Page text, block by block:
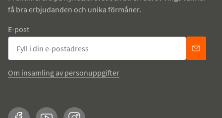
få bra erbjudanden och unika förmåner.
E-post
Om insamling av personuppgifter